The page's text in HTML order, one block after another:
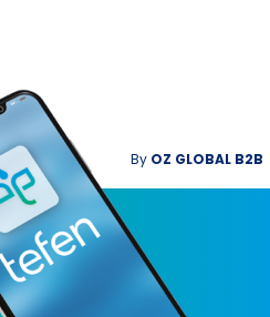
By OZ GLOBAL B2B